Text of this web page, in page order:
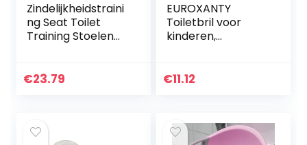
Zindelijkheidstraini
ng Seat Toilet
Training Stoelen
Zindelijkheidstraini
€23.79
EUROXANTY
Toiletbril voor
kinderen,
kinderen,
€11.12